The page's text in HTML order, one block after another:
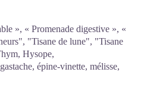
», « Promenade digestive », «
"Tisane de lune", "Tisane
Hysope,
épine-vinette, mélisse,